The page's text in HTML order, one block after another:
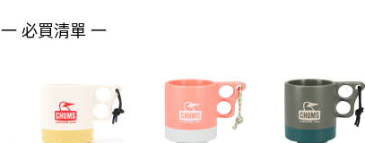
一 必買清單 一